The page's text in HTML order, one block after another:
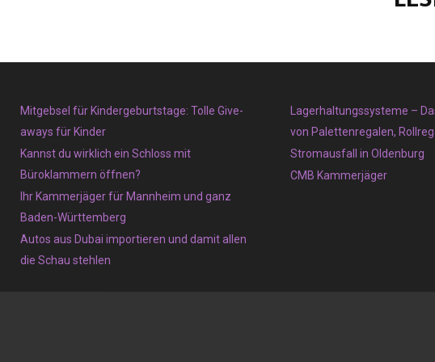
Mitgebsel für Kindergeburtstage: Tolle Give-
aways für Kinder
Kannst du wirklich ein Schloss mit
Büroklammern öffnen?
Ihr Kammerjäger für Mannheim und ganz
Baden-Württemberg
Autos aus Dubai importieren und damit allen
die Schau stehlen
Lagerhaltungssysteme –
von Palettenregalen,
Stromausfall in Oldenburg
CMB Kammerjäger